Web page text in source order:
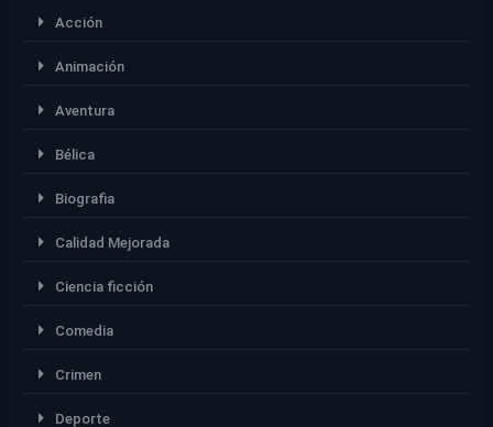
Acción
Animación
Aventura
Bélica
Biografia
Calidad Mejorada
Ciencia ficción
Comedia
Crimen
Deporte